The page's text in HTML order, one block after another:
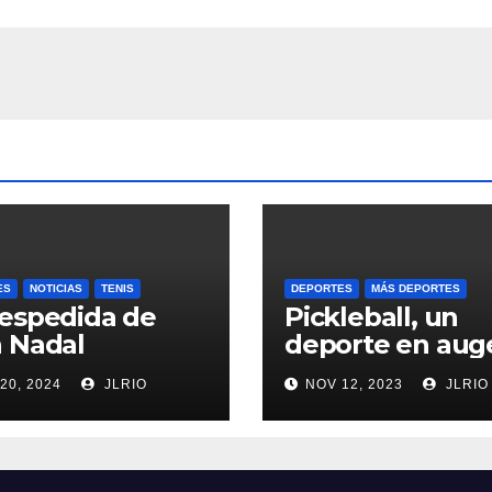
NOTICIAS TENIS
de
Nadal
2024 JLRIO
DEPORTES MÁS DEPORTES
Pickleball, un
deporte en
NOV 12, 2023 JLRIO